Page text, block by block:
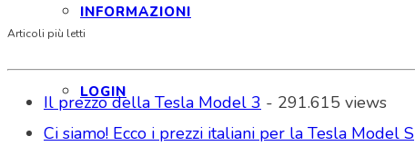
INFORMAZIONI
LOGIN
Articoli più letti
Il prezzo della Tesla Model 3 - 291.615 views
Ci siamo! Ecco i prezzi italiani per la Tesla Model S